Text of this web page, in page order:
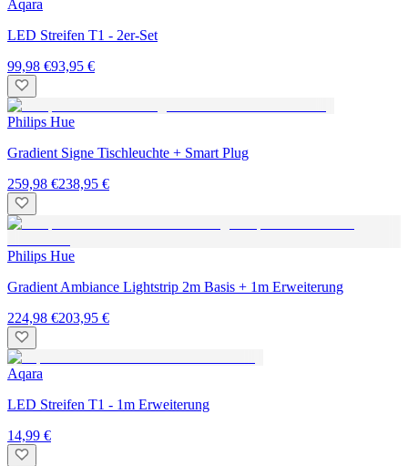
Aqara
LED Streifen T1 - 2er-Set
99,98 €93,95 €
Philips Hue
Gradient Signe Tischleuchte + Smart Plug
259,98 €238,95 €
Philips Hue
Gradient Ambiance Lightstrip 2m Basis + 1m Erweiterung
224,98 €203,95 €
Aqara
LED Streifen T1 - 1m Erweiterung
14,99 €